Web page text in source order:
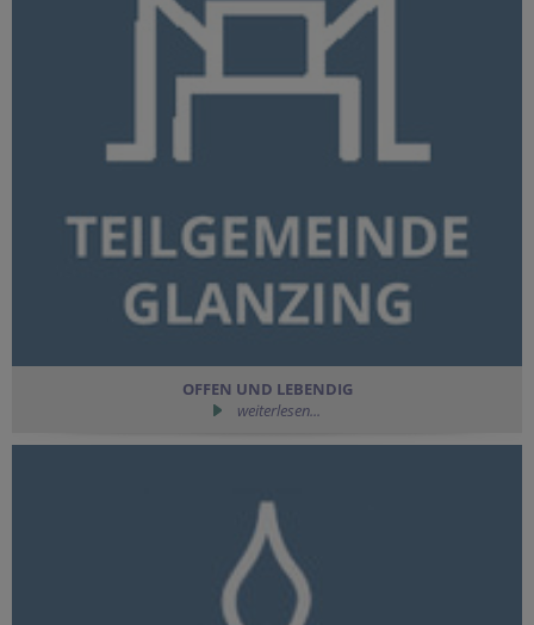
OFFEN UND LEBENDIG
weiterlesen...